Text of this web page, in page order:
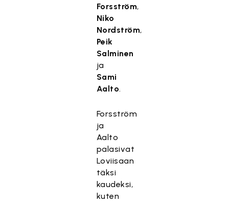
Forsström,
Niko
Nordström,
Peik
Salminen
ja
Sami
Aalto.
Forsström
ja
Aalto
palasivat
Loviisaan
täksi
kaudeksi,
kuten